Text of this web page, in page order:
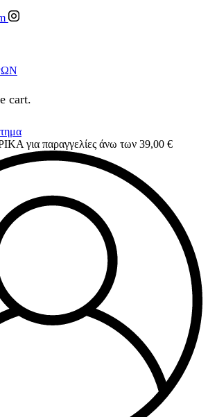
cart.
για παραγγελίες άνω των 39,00 €